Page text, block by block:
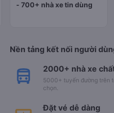
- 700+ nhà xe tin dùng
Nền tảng kết nối người
2000+ nhà xe
5000+ tuyến đường trên
chọn.
Đặt vé dễ dàng